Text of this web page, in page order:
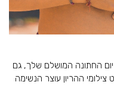
החתונה המושלם שלך, גם
ההריון עוצר הנשימה